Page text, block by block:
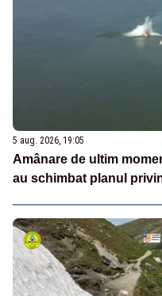
5 aug. 2026, 19:05
Amânare de ultim
au schimbat planul